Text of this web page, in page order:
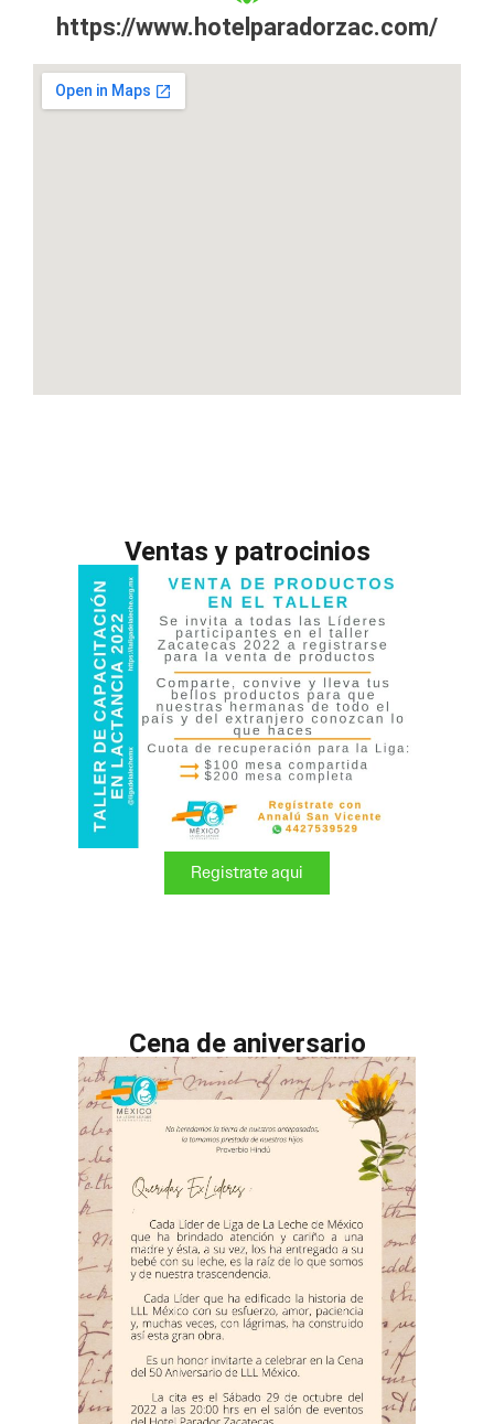
https://www.hotelparadorzac.com/
Ventas y patrocinios
Registrate aqui
Cena de aniversario